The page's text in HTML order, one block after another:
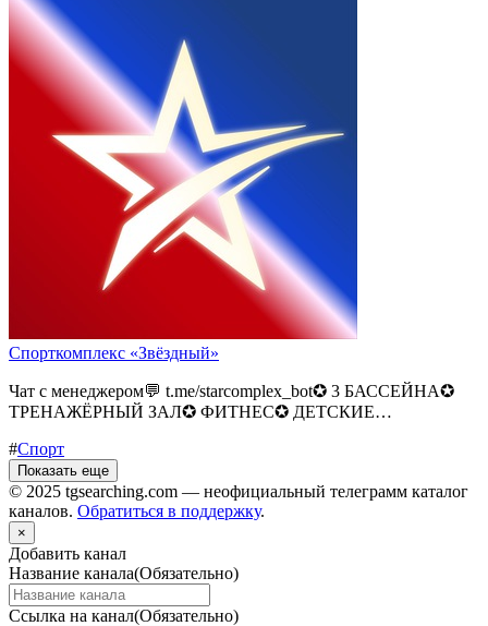
Спорткомплекс «Звёздный»
Чат с менеджером💬 t.me/starcomplex_bot✪ 3 БАССЕЙНА✪
ТРЕНАЖЁРНЫЙ ЗАЛ✪ ФИТНЕС✪ ДЕТСКИЕ…
#Спорт
Показать еще
© 2025 tgsearching.com — неофициальный телеграмм каталог
каналов. Обратиться в поддержку.
×
Добавить канал
Название канала(Обязательно)
Ссылка на канал(Обязательно)